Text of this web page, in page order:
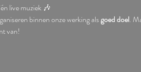
én live muziek 🎶
binnen onze werking als goed doel.
van!